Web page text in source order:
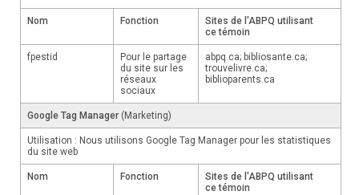
Nom Fonction
Sites de l'ABPQ utilisant
ce témoin
fpestid
Pour le partage
du site sur les
réseaux
sociaux
abpq.ca; bibliosante.ca;
trouvelivre.ca;
biblioparents.ca
Google Tag Manager (Marketing)
Utilisation : Nous utilisons Google Tag Manager pour les statistiques
du site web
Nom Fonction
Sites de l'ABPQ utilisant
ce témoin